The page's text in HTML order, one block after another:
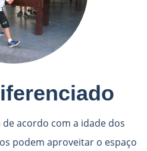
acordo com a idade dos
podem aproveitar o espaço